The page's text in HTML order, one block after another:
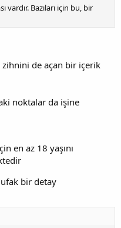
Bazıları için bu, bir
zihnini de açan bir içerik
noktalar da işine
en az 18 yaşını
bir detay